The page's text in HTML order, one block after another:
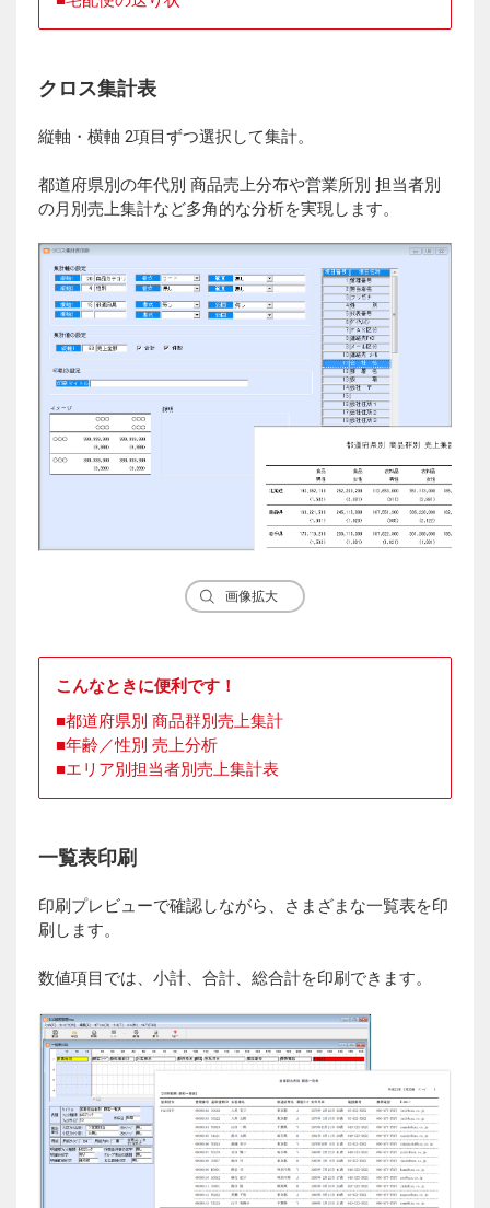
クロス集計表
縦軸・横軸 2項目ずつ選択して集計。
都道府県別の年代別 商品売上分布や営業所別 担当者別
の月別売上集計など多角的な分析を実現します。
画像拡大
こんなときに便利です！
都道府県別 商品群別売上集計
年齢／性別 売上分析
エリア別担当者別売上集計表
一覧表印刷
印刷プレビューで確認しながら、さまざまな一覧表を印
刷します。
数値項目では、小計、合計、総合計を印刷できます。